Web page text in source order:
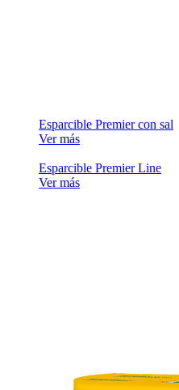
Esparcible Premier con sal
Ver más
Esparcible Premier Line
Ver más